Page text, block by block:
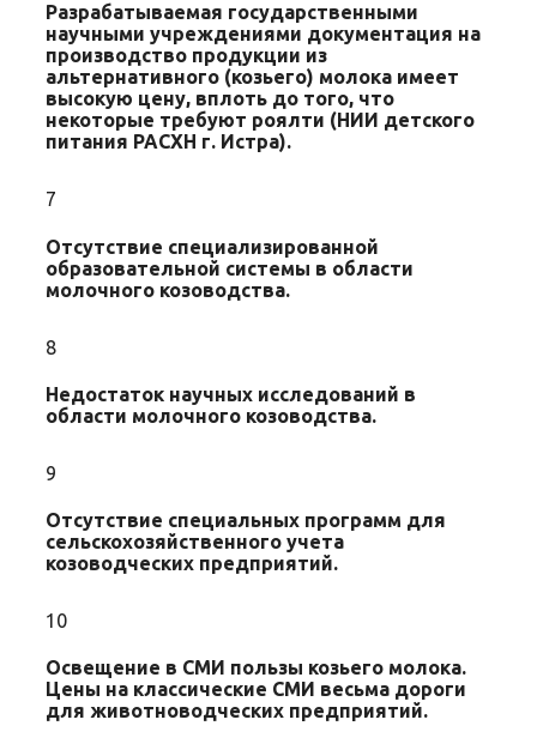
Разрабатываемая государственными
научными учреждениями документация на
производство продукции из
альтернативного (козьего) молока имеет
высокую цену, вплоть до того, что
некоторые требуют роялти (НИИ детского
питания РАСХН г. Истра).
7
Отсутствие специализированной
образовательной системы в области
молочного козоводства.
8
Недостаток научных исследований в
области молочного козоводства.
9
Отсутствие специальных программ для
сельскохозяйственного учета
козоводческих предприятий.
10
Освещение в СМИ пользы козьего молока.
Цены на классические СМИ весьма дороги
для животноводческих предприятий.